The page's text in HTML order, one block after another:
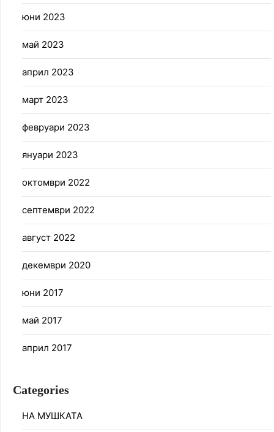
юни 2023
май 2023
април 2023
март 2023
февруари 2023
януари 2023
октомври 2022
септември 2022
август 2022
декември 2020
юни 2017
май 2017
април 2017
Categories
НА МУШКАТА